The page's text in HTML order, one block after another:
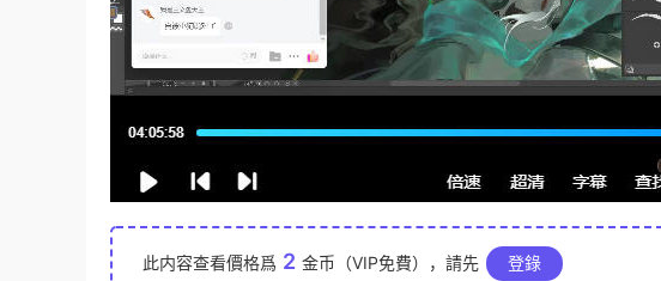
此内容查看價格爲 2 金币（VIP免費），請先 登錄